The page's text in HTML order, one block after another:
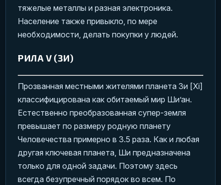
тяжелые металлы и разная электроника.
Население также привыкло, по мере
необходимости, делать покупки у людей.
РИЛА V (ЗИ)
Прозванная местными жителями планета Зи [Xi]
классифицирована как обитаемый мир Ши’ан.
Естественно преобразованная супер-земля
превышает по размеру родную планету
Человечества примерно в 3.5 раза. Как и любая
другая ключевая планета, Ши предназначена
только для одной задачи. Поэтому здесь
всегда безупречный порядок во всем. По